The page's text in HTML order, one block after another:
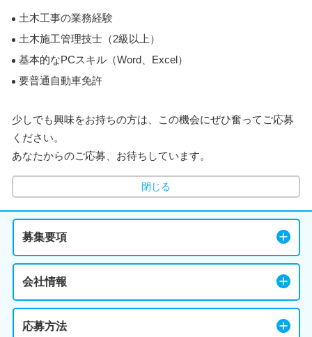
土木工事の業務経験
土木施工管理技士（2級以上）
基本的なPCスキル（Word、Excel）
要普通自動車免許
少しでも興味をお持ちの方は、この機会にぜひ奮ってご応募
ください。
あなたからのご応募、お待ちしています。
閉じる
募集要項
会社情報
応募方法